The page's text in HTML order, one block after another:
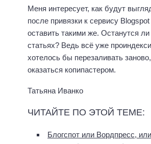
Меня интересует, как будут
после привязки к сервису
оставить такими же. Останутся ли
статьях? Ведь всё уже
хотелось бы перезаливать
оказаться копипастером.
Татьяна Иванко
ЧИТАЙТЕ ПО ЭТОЙ ТЕМЕ:
Блогспот или Вордпресс,